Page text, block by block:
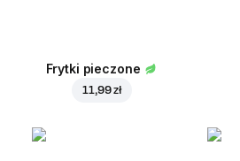
Frytki pieczone
11,99 zł